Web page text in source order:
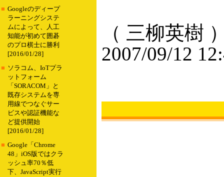
■ Googleのディープ
ラーニングシステ
ムによって、人工
知能が初めて囲碁
のプロ棋士に勝利
[2016/01/28]
■ ソラコム、IoTプラ
ットフォーム
「SORACOM」と
既存システムを専
用線でつなぐサー
ビスや認証機能な
ど提供開始
[2016/01/28]
■ Google「Chrome
48」iOS版ではクラ
ッシュ率70％低
下、JavaScript実行
（ 三柳英樹
2007/09/12